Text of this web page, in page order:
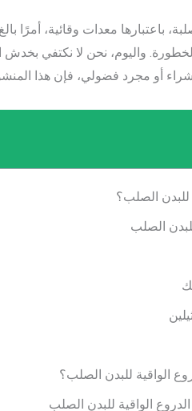
باعتبارها معدات وقائية، أمرًا
واليوم، نحن لا نكتفي
أو مجرد فضولي، فإن هذا
للبدن الصلب؟
الصلب
الواقية للبدن الصلب؟
الواقية للبدن الصلب